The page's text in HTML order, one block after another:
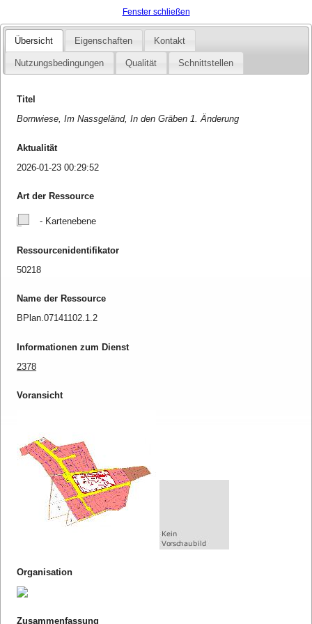
Fenster schließen
Übersicht Eigenschaften Kontakt
Nutzungsbedingungen Qualität Schnittstellen
Titel
Bornwiese, Im Nassgeländ, In den Gräben 1. Änderung
Aktualität
2026-01-23 00:29:52
Art der Ressource
- Kartenebene
Ressourcenidentifikator
50218
Name der Ressource
BPlan.07141102.1.2
Informationen zum Dienst
2378
Voransicht
Organisation
Zusammenfassung